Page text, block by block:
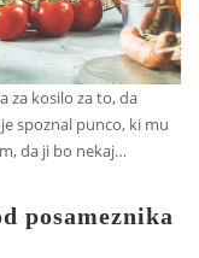
za kosilo za to, da
spoznal punco, ki mu
da ji bo nekaj…
posameznika